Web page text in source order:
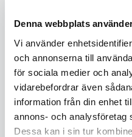
Denna webbplats
Vi använder
och annonserna till
för sociala medier och
vidarebefordrar även
information från din enhet
annons- och analysföretag
Dessa kan i sin tur
Cederroth
Ögondusch/vägghållare
SK077140044
5590804174
364
KÖP